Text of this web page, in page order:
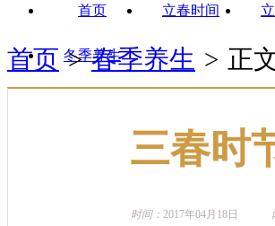
首页 立春时间
冬季养生
首页 > 春季养生 > 正
三春时
时间： 2017年04月18日